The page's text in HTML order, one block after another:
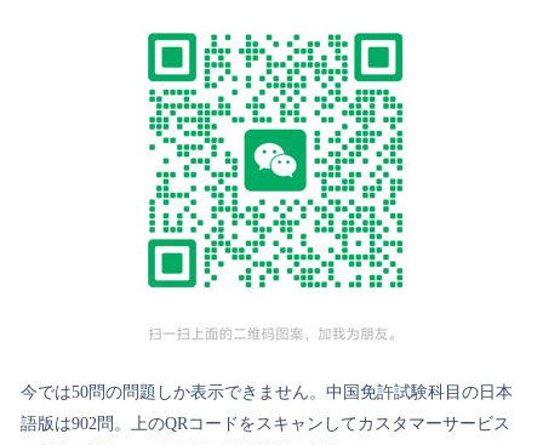
今では50問の問題しか表示できません。中国免許試験科目の日本
語版は902問。上のQRコードをスキャンしてカスタマーサービス